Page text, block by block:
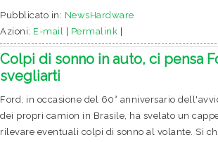
Pubblicato in: NewsHardware
Azioni: E-mail Permalink
Colpi di sonno in auto, ci pensa
svegliarti
Ford, in occasione del 60° anniversario
dei propri camion in Brasile, ha svelato un
rilevare eventuali colpi di sonno al volante. Si